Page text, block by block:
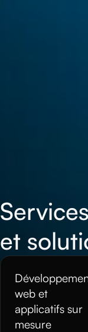
et
web et
applicatifs sur
mesure